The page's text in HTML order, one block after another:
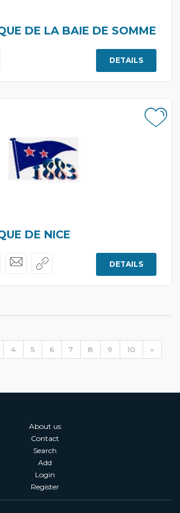
DE LA BAIE DE SOMME
DETAILS
DE NICE
DETAILS
4 5 6 7 8 9 10 »
About us
Contact
Search
Add
Login
Register